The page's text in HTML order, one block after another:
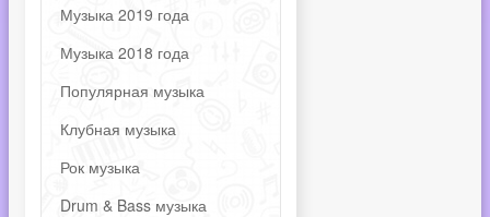
Музыка 2019 года
Музыка 2018 года
Популярная музыка
Клубная музыка
Рок музыка
Drum & Bass музыка